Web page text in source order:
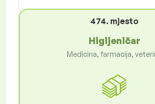
474. mjesto
Higijeničar
Medicina, farmacija,